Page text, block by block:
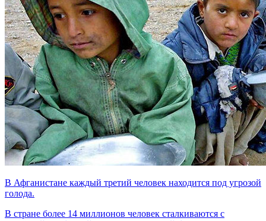
В Афганистане каждый третий человек находится под угрозой
голода.
В стране более 14 миллионов человек сталкиваются с